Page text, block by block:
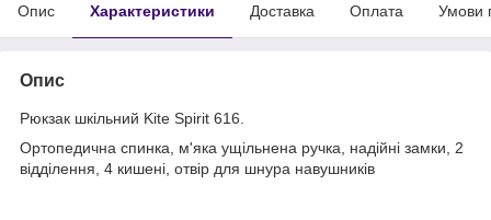
Опис Характеристики Доставка Оплата Умови
Опис
Рюкзак шкільний Kite Spirit 616.
Ортопедична спинка, м'яка ущільнена ручка, надійні замки, 2
відділення, 4 кишені, отвір для шнура навушників